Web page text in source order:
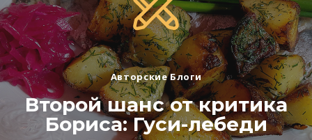
Авторские Блоги
Второй шанс от критика
Бориса: Гуси-лебеди